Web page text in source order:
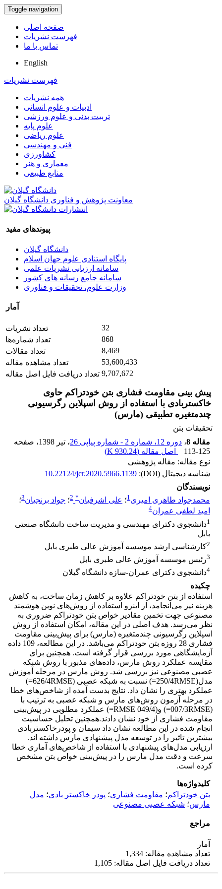
Toggle navigation
صفحه اصلی
فهرست نشریات
تماس با ما
English
فهرست نشریات
همه نشریات
ادبیات و علوم انسانی
تربیت بدنی و علوم ورزشی
علوم پایه
علوم ریاضی
فنی و مهندسی
کشاورزی
معماری و هنر
منابع طبیعی
معاونت پژوهش و فناوری دانشگاه گیلان
پیوندهای مفید
دانشگاه گیلان
پایگاه استنادی علوم جهان اسلام
سامانه ارزیابی نشریات علمی
سامانه جامع رسانه های کشور
وزارت علوم، تحقیقات و فناوری
آمار
تعداد نشریات
32
تعداد شماره‌ها
868
تعداد مقالات
8,469
تعداد مشاهده مقاله
53,600,433
تعداد دریافت فایل اصل مقاله 9,707,672
پیش بینی مقاومت فشاری بتن خودتراکم حاوی
خاکستربادی با استفاده از روش اسپلاین رگرسیونی
چندمتغیره تطبیقی (مارس)
تحقیقات بتن
مقاله 8
، دوره 12، شماره 2 - شماره پیاپی 26 ، تیر 1398
، صفحه
113-125
اصل مقاله (930.24 K
)
نوع مقاله: مقاله پژوهشی
شناسه دیجیتال (DOI):
10.22124/jcr.2020.5966.1139
نویسندگان
محمدجواد طاهری امیری1؛ علی اشرفیان*
2؛ جواد برنجیان3؛
امید لطفی عمران4
1دانشجوی دکترای مهندسی و مدیریت ساخت دانشگاه صنعتی
بابل
2کارشناسی ارشد موسسه آموزش عالی طبری بابل
3رئیس موسسه آموزش عالی طبری بابل
4دانشجوی دکترای عمران-سازه دانشگاه گیلان
چکیده
استفاده از بتن خودتراکم علاوه بر کاهش زمان ساخت، به کاهش
هزینه نیز می‌انجامد، از اینرو استفاده از روش‌های نوین هوشمند
مصنوعی جهت تخمین مقادیر خواص بتن خودتراکم ضروری به
نظر می‌رسد. هدف اصلی در این مقاله، امکان استفاده از روش
اسپلاین رگرسیونی چندمتغیره (مارس) برای پیش‌بینی مقاومت
فشاری 28 روزه بتن خودتراکم می‌باشد. در این مطالعه، 109 داده
آزمایشگاهی مورد بررسی قرار گرفته است. همچنین برای
مقایسه عملکرد روش مارس، داده‌های مذبور با روش شبکه
عصبی مصنوعی نیز بررسی شد. روش مارس در مرحله آموزش
مدل(250/4RMSE=) نسبت به شبکه عصبی (626/4RMSE=)
عملکرد بهتری را نشان داد. نتایج بدست آمده از شاخص‌های خطا
در مرحله آزمون روش‌های مارس و شبکه عصبی به ترتیب با
(007/3RMSE=) و(049/4 RMSE=) عملکرد مطلوبی در پیش‌بینی
مقاومت فشاری از خود نشان دادند.همچنین تحلیل حساسیت
انجام شده در این مطالعه نشان داد سیمان و پودرخاکستربادی
بیشترین تاثیر را در توسعه مدل پیشنهادی مارس داشته اند.
ارزیابی مدل‌های پیشنهادی با استفاده از شاخص‌های آماری خطا
سرعت و دقت مدل مارس را در پیش‌بینی خواص بتن مشخص
کرده است.
کلیدواژه‌ها
بتن خودتراکم؛ مقاومت فشاری؛ پودر خاکستر بادی؛ مدل
مارس؛ شبکه عصبی مصنوعی
مراجع
آمار
تعداد مشاهده مقاله: 1,334
تعداد دریافت فایل اصل مقاله: 1,105